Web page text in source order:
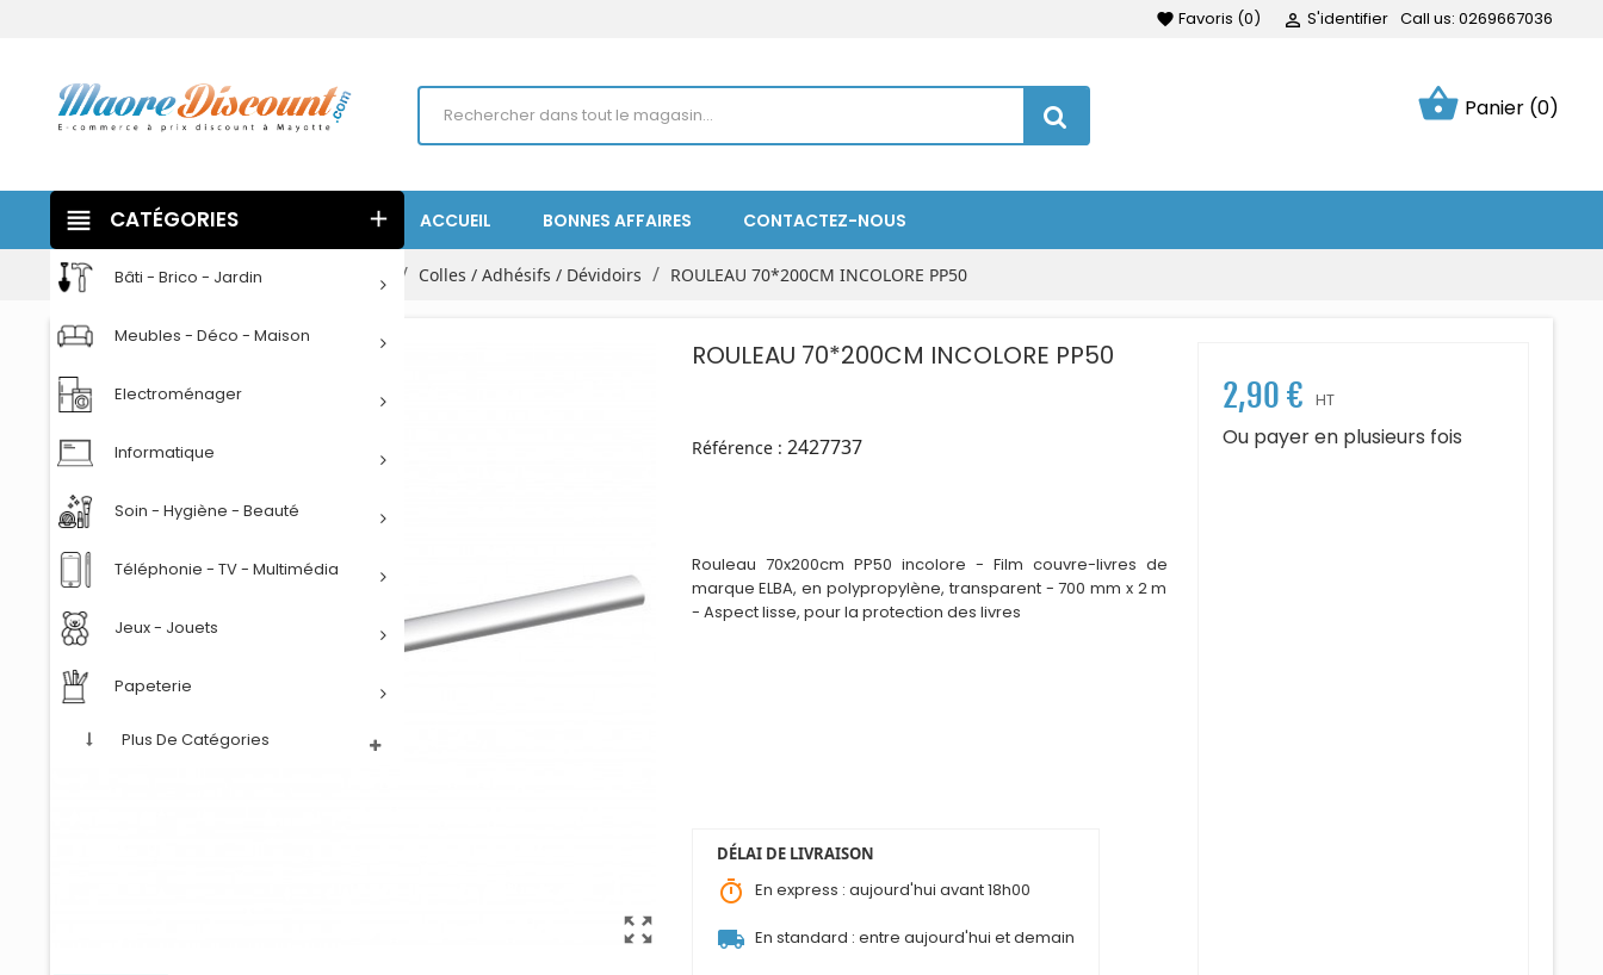
favorite Favoris (0)  S'identifier Call us: 0269667036
shopping_basket Panier (0)
ACCUEIL BONNES AFFAIRES CONTACTEZ-NOUS
view_headline CATÉGORIES add
Bâti - Brico - Jardin
Meubles - Déco - Maison
Electroménager
Informatique
Soin - Hygiène - Beauté
Téléphonie - TV - Multimédia
Jeux - Jouets
Papeterie
Plus De Catégories
Accueil Papeterie Petites fournitures Colles / Adhésifs / Dévidoirs ROULEAU 70*200CM INCOLORE PP50
zoom_out_map
ROULEAU 70*200CM INCOLORE PP50
Référence : 2427737
Rouleau 70x200cm PP50 incolore - Film couvre-livres de
marque ELBA, en polypropylène, transparent - 700 mm x 2 m
- Aspect lisse, pour la protection des livres
DÉLAI DE LIVRAISON
timer En express : aujourd'hui avant 18h00
local_shipping En standard : entre aujourd'hui et demain
2,90 € HT
Ou payer en plusieurs fois